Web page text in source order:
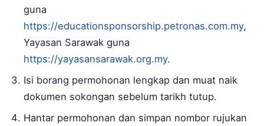
guna
https://educationsponsorship.petronas.com.my,
Yayasan Sarawak guna
https://yayasansarawak.org.my.
Isi borang permohonan lengkap dan muat naik
dokumen sokongan sebelum tarikh tutup.
Hantar permohonan dan simpan nombor rujukan